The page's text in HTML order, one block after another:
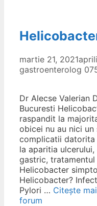
martie 21, 2021
gastroenterolog
Dr Alecse Valerian
Bucuresti
raspandit la
obicei nu au nici
complicatii
la aparitia
gastric,
Helicobacter
Helicobacter?
Pylori … Citește
forum